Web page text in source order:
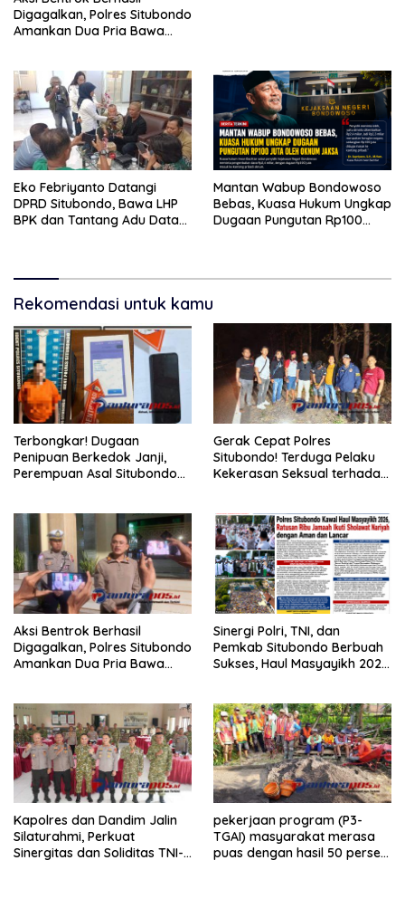
Digagalkan, Polres Situbondo
Amankan Dua Pria Bawa
Eko Febriyanto Datangi
DPRD Situbondo, Bawa LHP
BPK dan Tantang Adu Data
Mantan Wabup Bondowoso
Bebas, Kuasa Hukum Ungkap
Dugaan Pungutan Rp100
Rekomendasi untuk kamu
Terbongkar! Dugaan
Penipuan Berkedok Janji,
Perempuan Asal Situbondo
Gerak Cepat Polres
Situbondo! Terduga Pelaku
Kekerasan Seksual terhadap
Aksi Bentrok Berhasil
Digagalkan, Polres Situbondo
Amankan Dua Pria Bawa
Sinergi Polri, TNI, dan
Pemkab Situbondo Berbuah
Sukses, Haul Masyayikh 2026
Jamaah
Kapolres dan Dandim Jalin
Silaturahmi, Perkuat
Sinergitas dan Soliditas TNI-
pekerjaan program (P3-
TGAI) masyarakat merasa
puas dengan hasil 50 persen